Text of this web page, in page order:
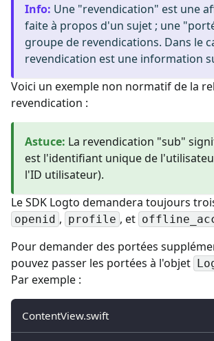
Info: Une "revendication" est une
faite à propos d'un sujet ; une
groupe de revendications. Dans le
revendication est une information
Voici un exemple non normatif de la
revendication :
Astuce: La revendication "sub"
est l'identifiant unique de
l'ID utilisateur).
Le SDK Logto demandera toujours
openid , profile , et
Pour demander des portées
pouvez passer les portées à l'objet
Par exemple :
ContentView.swift